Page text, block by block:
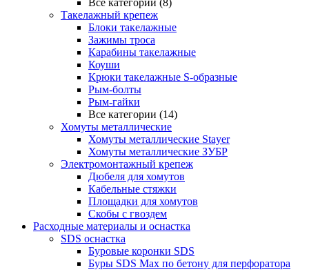
Все категории (8)
Такелажный крепеж
Блоки такелажные
Зажимы троса
Карабины такелажные
Коуши
Крюки такелажные S-образные
Рым-болты
Рым-гайки
Все категории (14)
Хомуты металлические
Хомуты металлические Stayer
Хомуты металлические ЗУБР
Электромонтажный крепеж
Дюбеля для хомутов
Кабельные стяжки
Площадки для хомутов
Скобы с гвоздем
Расходные материалы и оснастка
SDS оснастка
Буровые коронки SDS
Буры SDS Max по бетону для перфоратора